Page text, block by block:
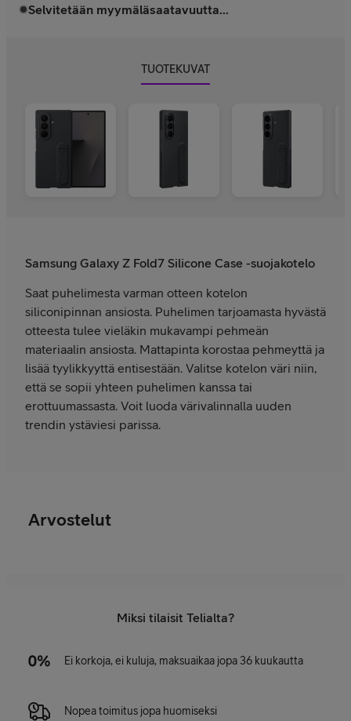
Selvitetään myymäläsaatavuutta...
TUOTEKUVAT
Samsung Galaxy Z Fold7 Silicone Case -suojakotelo
Saat puhelimesta varman otteen kotelon
siliconipinnan ansiosta. Puhelimen tarjoamasta hyvästä
otteesta tulee vieläkin mukavampi pehmeän
materiaalin ansiosta. Mattapinta korostaa pehmeyttä ja
lisää tyylikkyyttä entisestään. Valitse kotelon väri niin,
että se sopii yhteen puhelimen kanssa tai
erottuumassasta. Voit luoda värivalinnalla uuden
trendin ystäviesi parissa.
Arvostelut
Miksi tilaisit Telialta?
Ei korkoja, ei kuluja, maksuaikaa jopa 36 kuukautta
Nopea toimitus jopa huomiseksi